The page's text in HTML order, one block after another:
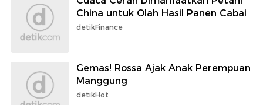
China untuk Olah Hasil Panen Cabai
detikFinance
Gemas! Rossa Ajak Anak Perempuan
Manggung
detikHot